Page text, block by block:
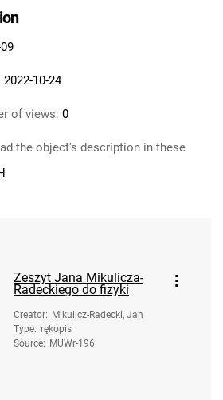
2022-10-24
of views: 0
the object's description in these
Zeszyt Jana Mikulicza-
Radeckiego do fizyki
Creator: Mikulicz-Radecki, Jan
Type: rękopis
Source: MUWr-196